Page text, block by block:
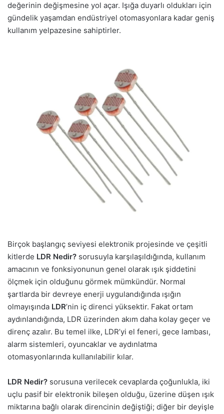
değerinin değişmesine yol açar. Işığa duyarlı oldukları için
gündelik yaşamdan endüstriyel otomasyonlara kadar geniş
kullanım yelpazesine sahiptirler.
Birçok başlangıç seviyesi elektronik projesinde ve çeşitli
kitlerde LDR Nedir? sorusuyla karşılaşıldığında, kullanım
amacının ve fonksiyonunun genel olarak ışık şiddetini
ölçmek için olduğunu görmek mümkündür. Normal
şartlarda bir devreye enerji uygulandığında ışığın
olmayışında LDR’nin iç direnci yüksektir. Fakat ortam
aydınlandığında, LDR üzerinden akım daha kolay geçer ve
direnç azalır. Bu temel ilke, LDR’yi el feneri, gece lambası,
alarm sistemleri, oyuncaklar ve aydınlatma
otomasyonlarında kullanılabilir kılar.
LDR Nedir? sorusuna verilecek cevaplarda çoğunlukla, iki
uçlu pasif bir elektronik bileşen olduğu, üzerine düşen ışık
miktarına bağlı olarak direncinin değiştiği; diğer bir deyişle